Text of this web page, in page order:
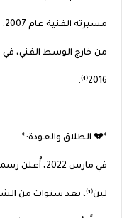
2016⁽¹⁾.
*💔 الطلاق والعودة:*
في مارس
لين⁽¹⁾، بعد سنوات